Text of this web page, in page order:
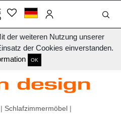
der weiteren Nutzung unserer
der Cookies einverstanden.
OK
| Schlafzimmermöbel |